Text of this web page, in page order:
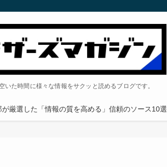
いた時間に様々な情報をサクッと読めるブログです。
厳選した「情報の質を高める」信頼のソース10選